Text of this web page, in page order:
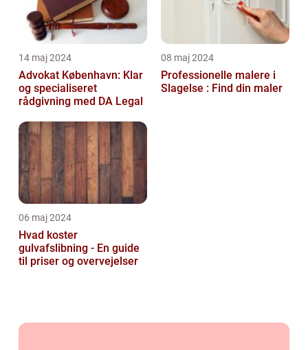
14 maj 2024
Advokat København: Klar
og specialiseret
rådgivning med DA Legal
08 maj 2024
Professionelle malere i
Slagelse : Find din maler
06 maj 2024
Hvad koster
gulvafslibning - En guide
til priser og overvejelser